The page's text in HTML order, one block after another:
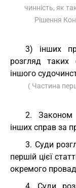
чинність, як
Рішення
3) інших
розгляд таких
іншого
( Частина
2. Законом
інших справ за
3. Суди
першій цієї
окремого